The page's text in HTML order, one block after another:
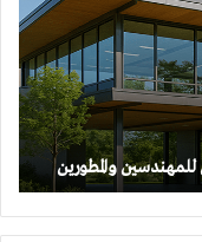
والمطورين